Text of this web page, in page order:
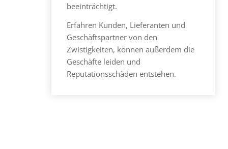
beeinträchtigt.
Erfahren Kunden, Lieferanten und
Geschäftspartner von den
Zwistigkeiten, können außerdem die
Geschäfte leiden und
Reputationsschäden entstehen.